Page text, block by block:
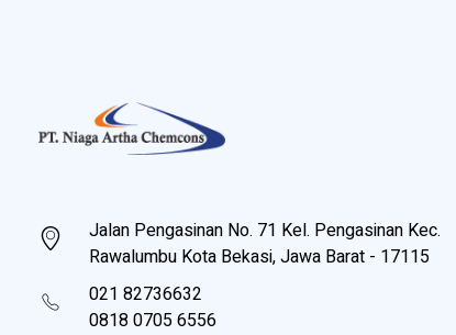
Jalan Pengasinan No. 71 Kel. Pengasinan Kec.
Rawalumbu Kota Bekasi, Jawa Barat - 17115
021 82736632
0818 0705 6556